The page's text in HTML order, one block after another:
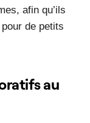
afin qu’ils
de petits
au